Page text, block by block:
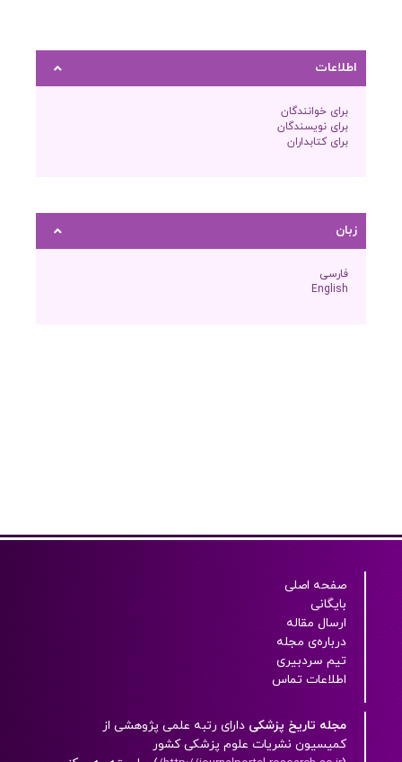
اطلاعات
برای خوانندگان
برای نویسندگان
برای کتابداران
زبان
فارسی
English
صفحه اصلی
بایگانی
ارسال مقاله
درباره‌ی مجله
تیم سردبیری
اطلاعات تماس
مجله تاریخ پزشکی دارای رتبه علمی پژوهشی از
کميسيون نشريات علوم پزشکی کشور